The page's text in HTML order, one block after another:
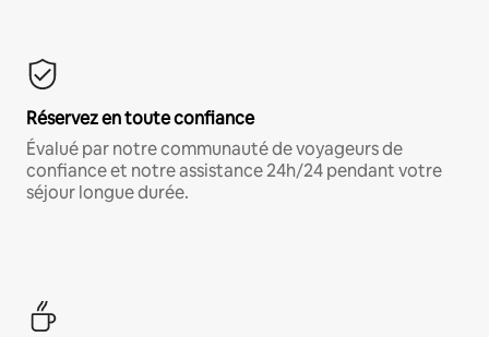
Réservez en toute confiance
Évalué par notre communauté de voyageurs de
confiance et notre assistance 24h/24 pendant votre
séjour longue durée.